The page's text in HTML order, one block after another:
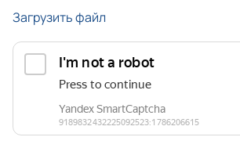
Загрузить файл